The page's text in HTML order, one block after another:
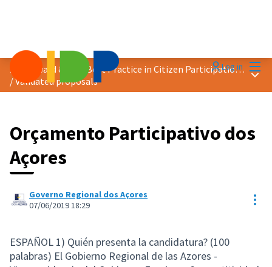
Log in
2019 Award &quot;Best Practice in Citizen Participation&quot;
/Validated proposals
Main
Orçamento Participativo dos
Açores
Governo Regional dos Açores
07/06/2019 18:29
ESPAÑOL 1) Quién presenta la candidatura? (100
palabras) El Gobierno Regional de las Azores -